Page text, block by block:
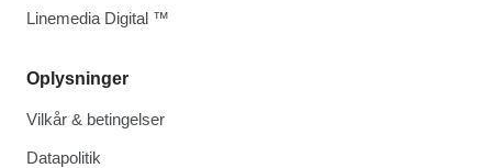
Oplysninger
Vilkår & betingelser
Datapolitik
Linemedia Digital ™